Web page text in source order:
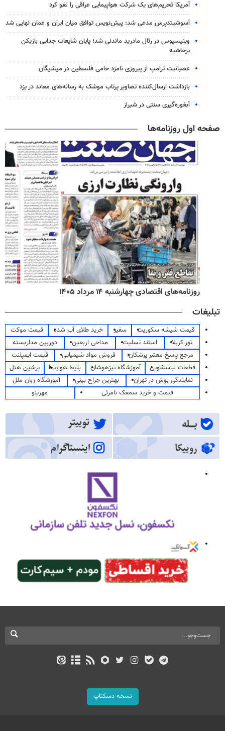
آمریکا تحریم‌های یک شرکت هواپیمایی عراقی را لغو کرد
آسوشیتدپرس مدعی شد: پیش‌نویس توافق میان ایران و عمان نهایی شد
وینیسیوس در رئال مادرید ماندنی شد؛ پایان شایعات جدایی بازیکن
پرحاشیه
عصبانیت ترامپ از پیروزی نامزد حامی فلسطین در میشیگان
بازداشت ارسال‌کننده تصاویر پرتاب موشک به رسانه‌های معاند در یزد
آبغوره‌گیری سنتی در شیراز
صفحه اول روزنامه‌ها
روزنامه‌های اقتصادی چهارشنبه ۱۴ مرداد ۱۴۰۵
تبلیغات
قیمت شیشه سکوریت سفیر خرید طلای آب شده
قیمت موکت
تور کربلا
استند تسلیت مداحی اربعین
دوربین مداربسته
مرجع پاسخ معتبر پزشکان
فروش مواد شیمیایی
قیمت ایمپلنت
قطعات لباسشویی
آموزشگاه تیزهوشان بلیط هواپیما
پرشین هتل
نمایندگی بوش در تهران
بهترین جراح بینی
آموزشگاه زبان ملل
قیمت و خرید سمعک نامرئی
مهرینو
نسخه دسکتاپ